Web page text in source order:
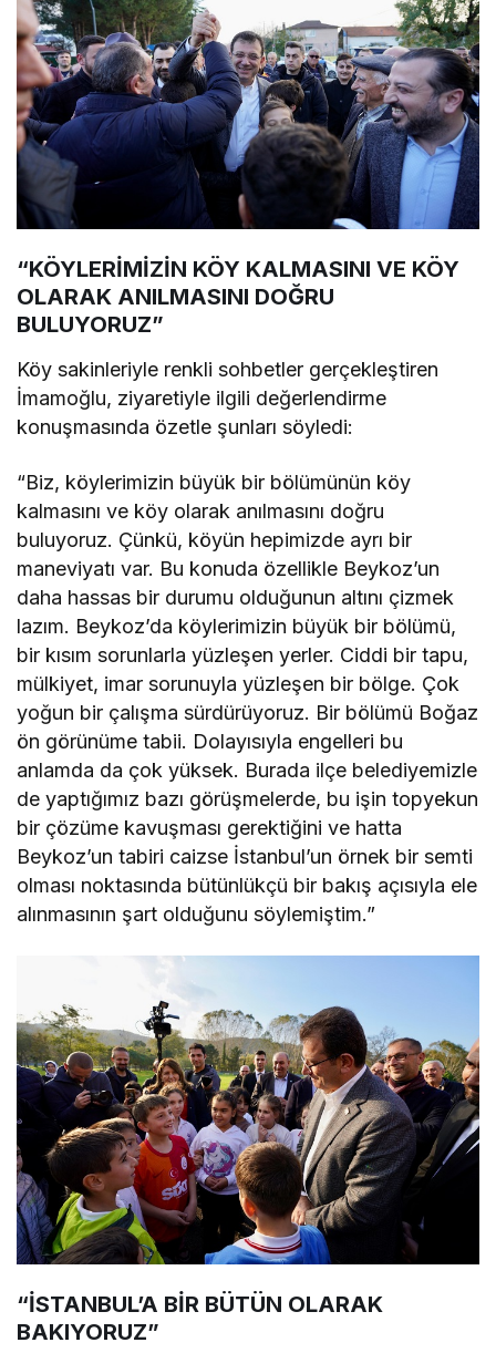
“KÖYLERİMİZİN KÖY KALMASINI VE KÖY
OLARAK ANILMASINI DOĞRU
BULUYORUZ”
Köy sakinleriyle renkli sohbetler gerçekleştiren
İmamoğlu, ziyaretiyle ilgili değerlendirme
konuşmasında özetle şunları söyledi:
“Biz, köylerimizin büyük bir bölümünün köy
kalmasını ve köy olarak anılmasını doğru
buluyoruz. Çünkü, köyün hepimizde ayrı bir
maneviyatı var. Bu konuda özellikle Beykoz’un
daha hassas bir durumu olduğunun altını çizmek
lazım. Beykoz’da köylerimizin büyük bir bölümü,
bir kısım sorunlarla yüzleşen yerler. Ciddi bir tapu,
mülkiyet, imar sorunuyla yüzleşen bir bölge. Çok
yoğun bir çalışma sürdürüyoruz. Bir bölümü Boğaz
ön görünüme tabii. Dolayısıyla engelleri bu
anlamda da çok yüksek. Burada ilçe belediyemizle
de yaptığımız bazı görüşmelerde, bu işin topyekun
bir çözüme kavuşması gerektiğini ve hatta
Beykoz’un tabiri caizse İstanbul’un örnek bir semti
olması noktasında bütünlükçü bir bakış açısıyla ele
alınmasının şart olduğunu söylemiştim.”
“İSTANBUL’A BİR BÜTÜN OLARAK
BAKIYORUZ”